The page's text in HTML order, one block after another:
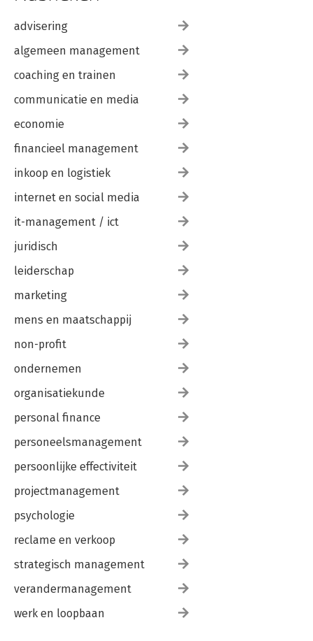
advisering
algemeen management
coaching en trainen
communicatie en media
economie
financieel management
inkoop en logistiek
internet en social media
it-management / ict
juridisch
leiderschap
marketing
mens en maatschappij
non-profit
ondernemen
organisatiekunde
personal finance
personeelsmanagement
persoonlijke effectiviteit
projectmanagement
psychologie
reclame en verkoop
strategisch management
verandermanagement
werk en loopbaan